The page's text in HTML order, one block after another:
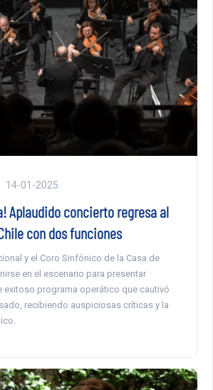
14-01-2025
Aplaudido concierto regresa al
con dos funciones
y el Coro Sinfónico de la Casa de
en el escenario para presentar
exitoso programa operático que cautivó
recibiendo auspiciosas críticas y la